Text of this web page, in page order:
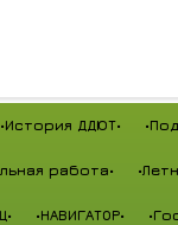
•История ДДЮТ•
работа•
•НАВИГАТОР•